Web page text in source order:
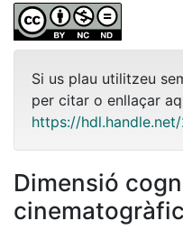
Si us plau utilitzeu
per citar o enllaçar
https://
Dimensió
cinematogràfic